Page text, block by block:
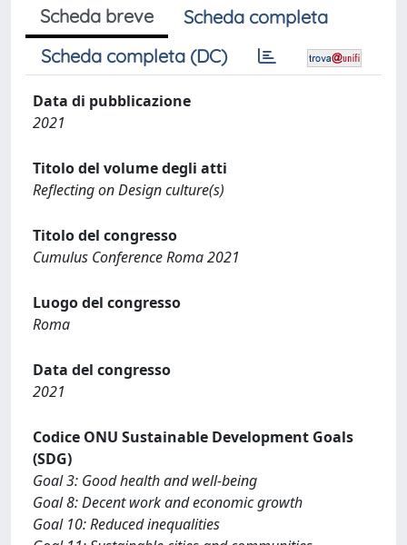
Scheda breve
Scheda completa
Scheda completa (DC)
Data di pubblicazione
2021
Titolo del volume degli atti
Reflecting on Design culture(s)
Titolo del congresso
Cumulus Conference Roma 2021
Luogo del congresso
Roma
Data del congresso
2021
Codice ONU Sustainable Development Goals
(SDG)
Goal 3: Good health and well-being
Goal 8: Decent work and economic growth
Goal 10: Reduced inequalities